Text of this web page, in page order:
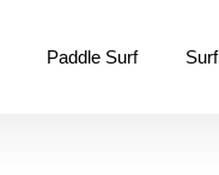
Paddle Surf Surf